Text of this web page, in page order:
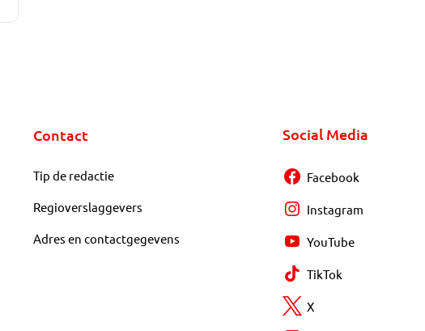
Contact
Tip de redactie
Regioverslaggevers
Adres en contactgegevens
Social Media
Facebook
Instagram
YouTube
TikTok
X